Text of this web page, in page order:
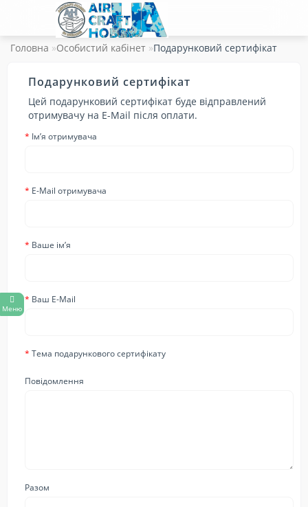
Головна Особистий кабінет Подарунковий сертифікат
Меню
Подарунковий сертифікат
Цей подарунковий сертифікат буде відправлений
отримувачу на E-Mail після оплати.
Ім’я отримувача
E-Mail отримувача
Ваше ім’я
Ваш E-Mail
Тема подарункового сертифікату
Повідомлення
Разом